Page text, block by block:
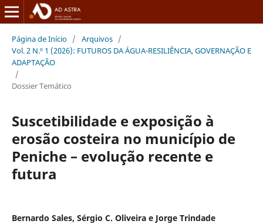
Página de Início / Arquivos /
Vol. 2 N.º 1 (2026): FUTUROS DA ÁGUA-RESILIÊNCIA, GOVERNAÇÃO E
ADAPTAÇÃO
/
Dossier Temático
Suscetibilidade e exposição à
erosão costeira no município de
Peniche – evolução recente e
futura
Bernardo Sales, Sérgio C. Oliveira e Jorge Trindade